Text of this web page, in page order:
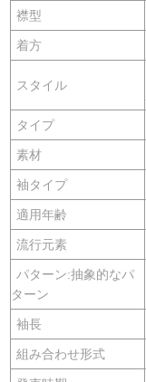
襟型
着方
スタイル
タイプ
素材
袖タイプ
適用年齢
流行元素
パターン:抽象的なパ
ターン
袖長
組み合わせ形式